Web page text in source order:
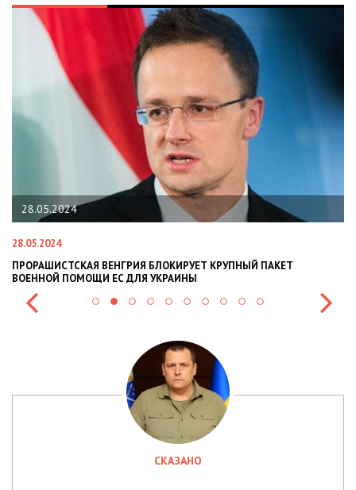
28.05.2024
28.05.2024
ПРОРАШИСТСКАЯ ВЕНГРИЯ БЛОКИРУЕТ КРУПНЫЙ ПАКЕТ
ВОЕННОЙ ПОМОЩИ ЕС ДЛЯ УКРАИНЫ
СКАЗАНО